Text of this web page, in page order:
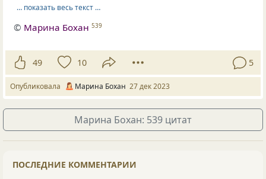
… показать весь текст …
© Марина Бохан 539
49 10 5
Опубликовала Марина Бохан 27 дек 2023
Марина Бохан: 539 цитат
ПОСЛЕДНИЕ КОММЕНТАРИИ